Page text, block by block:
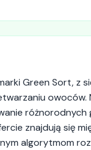
Green Sort, z
znajdują się
algorytmom